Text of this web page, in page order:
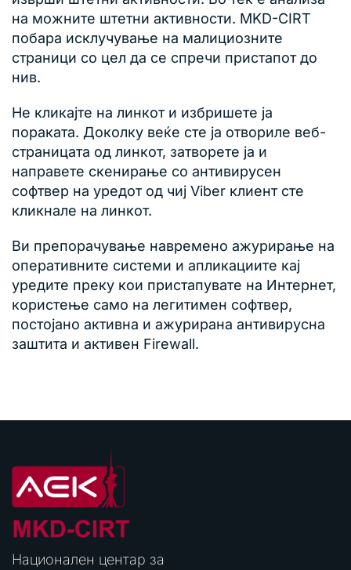
на можните штетни активности. MKD-CIRT
побара исклучување на малициозните
страници со цел да се спречи пристапот до
нив.
Не кликајте на линкот и избришете ја
пораката. Доколку веќе сте ја отвориле веб-
страницата од линкот, затворете ја и
направете скенирање со антивирусен
софтвер на уредот од чиј Viber клиент сте
кликнале на линкот.
Ви препорачување навремено ажурирање на
оперативните системи и апликациите кај
уредите преку кои пристапувате на Интернет,
користење само на легитимен софтвер,
постојано активна и ажурирана антивирусна
заштита и активен Firewall.
Национален центар за